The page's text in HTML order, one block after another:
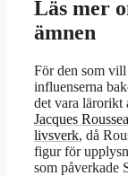
Läs mer
ämnen
För den som
influenserna
det vara lärorikt
Jacques
livsverk, då
figur för
som påverkade